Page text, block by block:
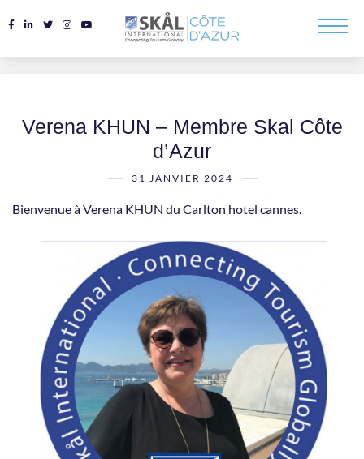
Verena KHUN – Membre Skal Côte
d’Azur
31 JANVIER 2024
Bienvenue à Verena KHUN du Carlton hotel cannes.